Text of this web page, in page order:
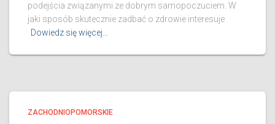
podejścia związanymi ze dobrym samopoczuciem. W
jaki sposób skutecznie zadbać o zdrowie interesuje
Dowiedz się więcej…
ZACHODNIOPOMORSKIE